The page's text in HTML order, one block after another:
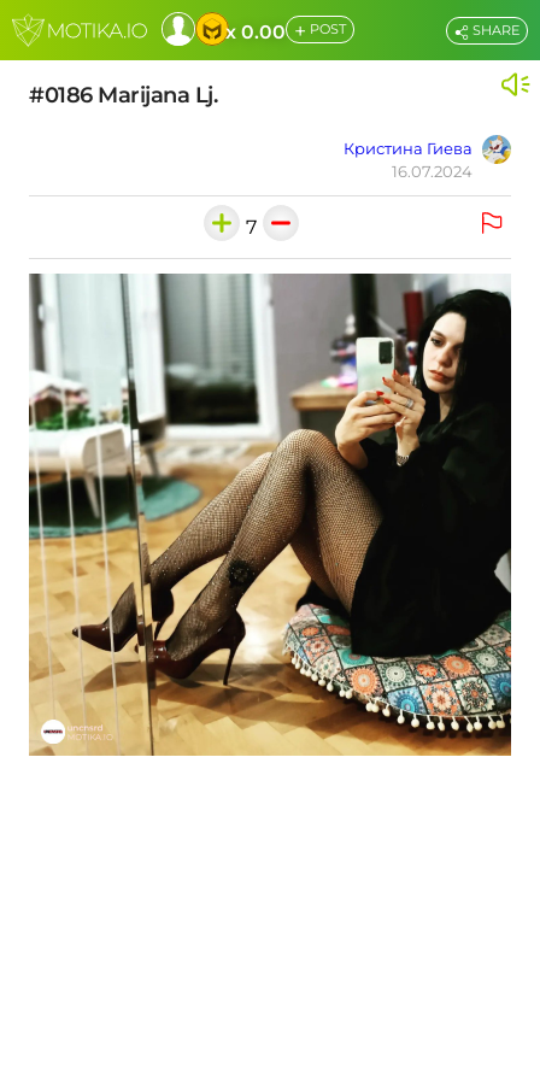
x 0.00 + POST
#0186 Marijana Lj.
Кристина Гиева
16.07.2024
SHARE
7